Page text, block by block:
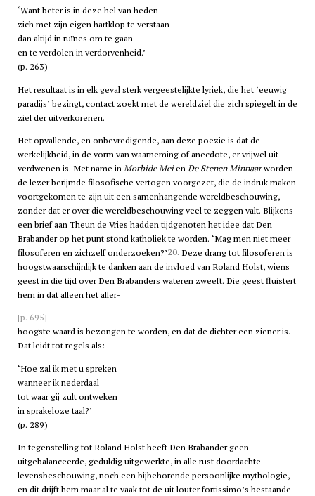
‘Want beter is in deze hel van heden
zich met zijn eigen hartklop te verstaan
dan altijd in ruïnes om te gaan
en te verdolen in verdorvenheid.’
(p. 263)
Het resultaat is in elk geval sterk vergeestelijkte lyriek, die het ‘eeuwig
paradijs’ bezingt, contact zoekt met de wereldziel die zich spiegelt in de
ziel der uitverkorenen.
Het opvallende, en onbevredigende, aan deze poëzie is dat de
werkelijkheid, in de vorm van waarneming of anecdote, er vrijwel uit
verdwenen is. Met name inMorbide MeienDe Stenen Minnaarworden
de lezer berijmde filosofische vertogen voorgezet, die de indruk maken
voortgekomen te zijn uit een samenhangende wereldbeschouwing,
zonder dat er over die wereldbeschouwing veel te zeggen valt. Blijkens
een brief aan Theun de Vries hadden tijdgenoten het idee dat Den
Brabander op het punt stond katholiek te worden. ‘Mag men niet meer
filosoferen en zichzelf onderzoeken?’20. Deze drang tot filosoferen is
hoogstwaarschijnlijk te danken aan de invloed van Roland Holst, wiens
geest in die tijd over Den Brabanders wateren zweeft. Die geest fluistert
hem in dat alleen het aller-
[p. 695]
hoogste waard is bezongen te worden, en dat de dichter een ziener is.
Dat leidt tot regels als:
‘Hoe zal ik met u spreken
wanneer ik nederdaal
tot waar gij zult ontweken
in sprakeloze taal?’
(p. 289)
In tegenstelling tot Roland Holst heeft Den Brabander geen
uitgebalanceerde, geduldig uitgewerkte, in alle rust doordachte
levensbeschouwing, noch een bijbehorende persoonlijke mythologie,
en dit drijft hem maar al te vaak tot de uit louter fortissimo’s bestaande